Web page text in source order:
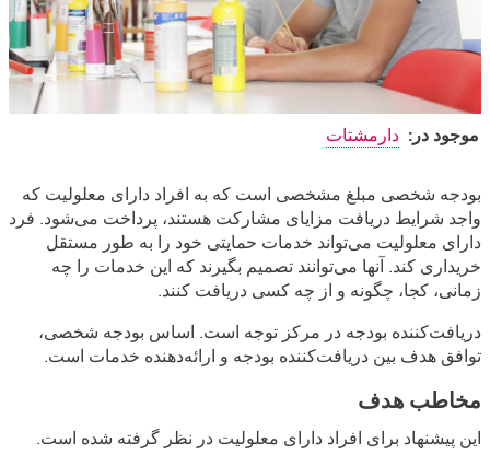
موجود در: دارمشتات
بودجه
شخصی
بودجه شخصی مبلغ مشخصی است که به افراد دارای معلولیت که
واجد شرایط دریافت مزایای مشارکت هستند، پرداخت می‌شود. فرد
دارای معلولیت می‌تواند خدمات حمایتی خود را به طور مستقل
خریداری کند. آنها می‌توانند تصمیم بگیرند که این خدمات را چه
زمانی، کجا، چگونه و از چه کسی دریافت کنند.
دریافت‌کننده بودجه در مرکز توجه است. اساس بودجه شخصی،
توافق هدف بین دریافت‌کننده بودجه و ارائه‌دهنده خدمات است.
مخاطب هدف
این پیشنهاد برای افراد دارای معلولیت در نظر گرفته شده است.